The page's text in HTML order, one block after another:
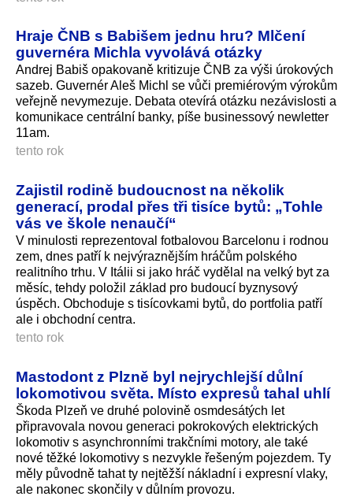
Hraje ČNB s Babišem jednu hru? Mlčení
guvernéra Michla vyvolává otázky
Andrej Babiš opakovaně kritizuje ČNB za výši úrokových
sazeb. Guvernér Aleš Michl se vůči premiérovým výrokům
veřejně nevymezuje. Debata otevírá otázku nezávislosti a
komunikace centrální banky, píše businessový newletter
11am.
tento rok
Zajistil rodině budoucnost na několik
generací, prodal přes tři tisíce bytů: „Tohle
vás ve škole nenaučí“
V minulosti reprezentoval fotbalovou Barcelonu i rodnou
zem, dnes patří k nejvýraznějším hráčům polského
realitního trhu. V Itálii si jako hráč vydělal na velký byt za
měsíc, tehdy položil základ pro budoucí byznysový
úspěch. Obchoduje s tisícovkami bytů, do portfolia patří
ale i obchodní centra.
tento rok
Mastodont z Plzně byl nejrychlejší důlní
lokomotivou světa. Místo expresů tahal uhlí
Škoda Plzeň ve druhé polovině osmdesátých let
připravovala novou generaci pokrokových elektrických
lokomotiv s asynchronními trakčními motory, ale také
nové těžké lokomotivy s nezvykle řešeným pojezdem. Ty
měly původně tahat ty nejtěžší nákladní i expresní vlaky,
ale nakonec skončily v důlním provozu.